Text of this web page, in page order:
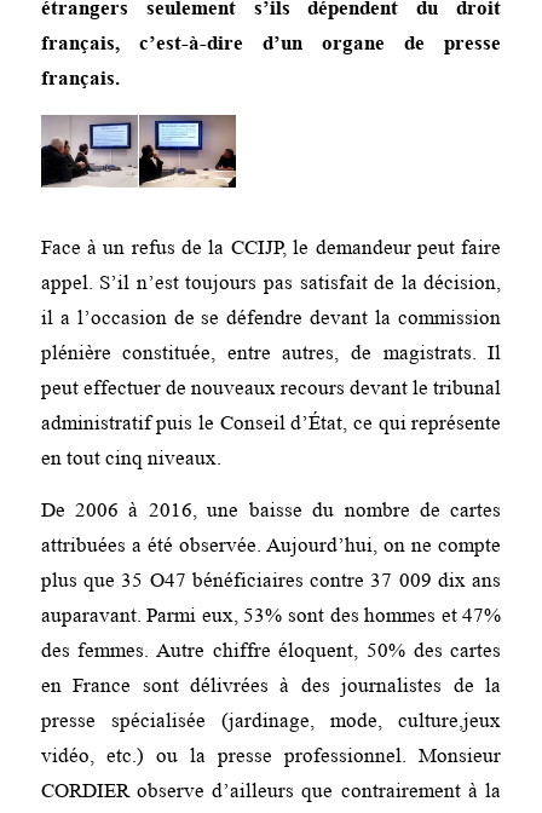
étrangers seulement s’ils dépendent du droit
français, c’est-à-dire d’un organe de presse
français.
Face à un refus de la CCIJP, le demandeur peut faire
appel. S’il n’est toujours pas satisfait de la décision,
il a l’occasion de se défendre devant la commission
plénière constituée, entre autres, de magistrats. Il
peut effectuer de nouveaux recours devant le tribunal
administratif puis le Conseil d’État, ce qui représente
en tout cinq niveaux.
De 2006 à 2016, une baisse du nombre de cartes
attribuées a été observée. Aujourd’hui, on ne compte
plus que 35 O47 bénéficiaires contre 37 009 dix ans
auparavant. Parmi eux, 53% sont des hommes et 47%
des femmes. Autre chiffre éloquent, 50% des cartes
en France sont délivrées à des journalistes de la
presse spécialisée (jardinage, mode, culture,jeux
vidéo, etc.) ou la presse professionnel. Monsieur
CORDIER observe d’ailleurs que contrairement à la